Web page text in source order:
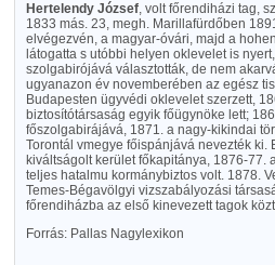
Hertelendy József, volt főrendiházi tag,
1833 más. 23, megh. Marillafürdőben
elvégezvén, a magyar-óvári, majd a
látogatta s utóbbi helyen oklevelet is
szolgabirójává választották, de nem
ugyanazon év novemberében az egész
Budapesten ügyvédi oklevelet szerzett,
biztosítótársaság egyik főügynöke lett;
főszolgabirájává, 1871. a nagy-kikindai
Torontál vmegye főispánjává nevezték ki.
kiváltságolt kerület főkapitánya, 1876-77.
teljes hatalmu kormánybiztos volt. 1878.
Temes-Bégavölgyi vizszabályozási
főrendiházba az első kinevezett tagok
Forrás: Pallas Nagylexikon